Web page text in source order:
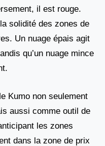
il est rouge.
solidité des zones de
Un nuage épais agit
qu’un nuage mince
Kumo non seulement
aussi comme outil de
les zones
dans la zone de prix